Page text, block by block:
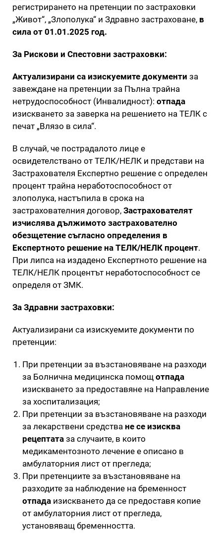
регистрирането на претенции по застраховки
„Живот“, „Злополука“ и Здравно застраховане, в
сила от 01.01.2025 год.
За Рискови и Спестовни застраховки:
Актуализирани са изискуемите документи за
завеждане на претенции за Пълна трайна
нетрудоспособност (Инвалидност): отпада
изискването за заверка на решението на ТЕЛК с
печат „Влязо в сила“.
В случай, че пострадалото лице е
освидетелствано от ТЕЛК/НЕЛК и представи на
Застрахователя Експертно решение с определен
процент трайна неработоспособност от
злополука, настъпила в срока на
застрахователния договор, Застрахователят
изчислява дължимото застрахователно
обезщетение съгласно определения в
Експертното решение на ТЕЛК/НЕЛК процент.
При липса на издадено Експертното решение на
ТЕЛК/НЕЛК процентът неработоспособност се
определя от ЗМК.
За Здравни застраховки:
Актуализирани са изискуемите документи по
претенции:
При претенции за възстановяване на разходи
за Болнична медицинска помощ отпада
изискването за предоставяне на Направление
за хоспитализация;
При претенции за възстановяване на разходи
за лекарствени средства не се изисква
рецептата за случаите, в които
медикаментозното лечение е описано в
амбулаторния лист от прегледа;
При претенциите за възстановяване на
разходите за наблюдение на бременност
отпада изискването да се предоставя копие
от амбулаторния лист от прегледа,
установяващ бременността.